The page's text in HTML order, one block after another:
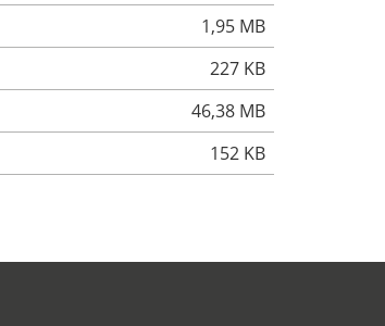
1,95 MB
227 KB
46,38 MB
152 KB